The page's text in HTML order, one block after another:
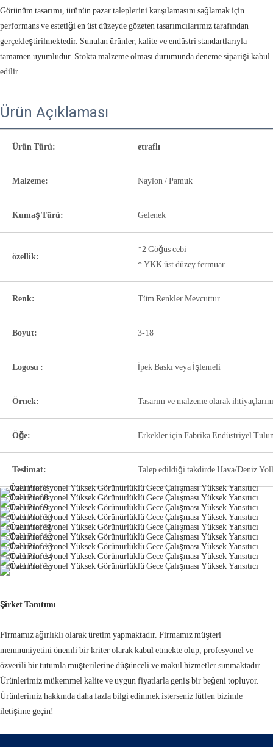
Görünüm tasarımı, ürünün pazar taleplerini karşılamasını sağlamak için
performans ve estetiği en üst düzeyde gözeten tasarımcılarımız tarafından
gerçekleştirilmektedir. Sunulan ürünler, kalite ve endüstri standartlarıyla
tamamen uyumludur. Stokta malzeme olması durumunda deneme siparişi kabul
edilir.
Ürün Açıklaması
Ürün Türü: etraflı
Malzeme: Naylon / Pamuk
Kumaş Türü: Gelenek
özellik:
*2 Göğüs cebi
* YKK üst düzey fermuar
Renk: Tüm Renkler Mevcuttur
Boyut: 3-18
Logosu : İpek Baskı veya İşlemeli
Örnek: Tasarım ve malzeme olarak
Öğe: Erkekler için Fabrika Endüstriyel
Teslimat: Talep edildiği takdirde Hava/Deniz
Şirket Tanıtımı
Firmamız ağırlıklı olarak üretim yapmaktadır. Firmamız müşteri
memnuniyetini önemli bir kriter olarak kabul etmekte olup, profesyonel ve
özverili bir tutumla müşterilerine düşünceli ve makul hizmetler sunmaktadır.
Ürünlerimiz mükemmel kalite ve uygun fiyatlarla geniş bir beğeni topluyor.
Ürünlerimiz hakkında daha fazla bilgi edinmek isterseniz lütfen bizimle
iletişime geçin!